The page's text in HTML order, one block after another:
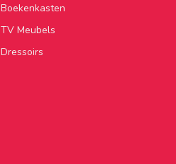
Boekenkasten
TV Meubels
Dressoirs